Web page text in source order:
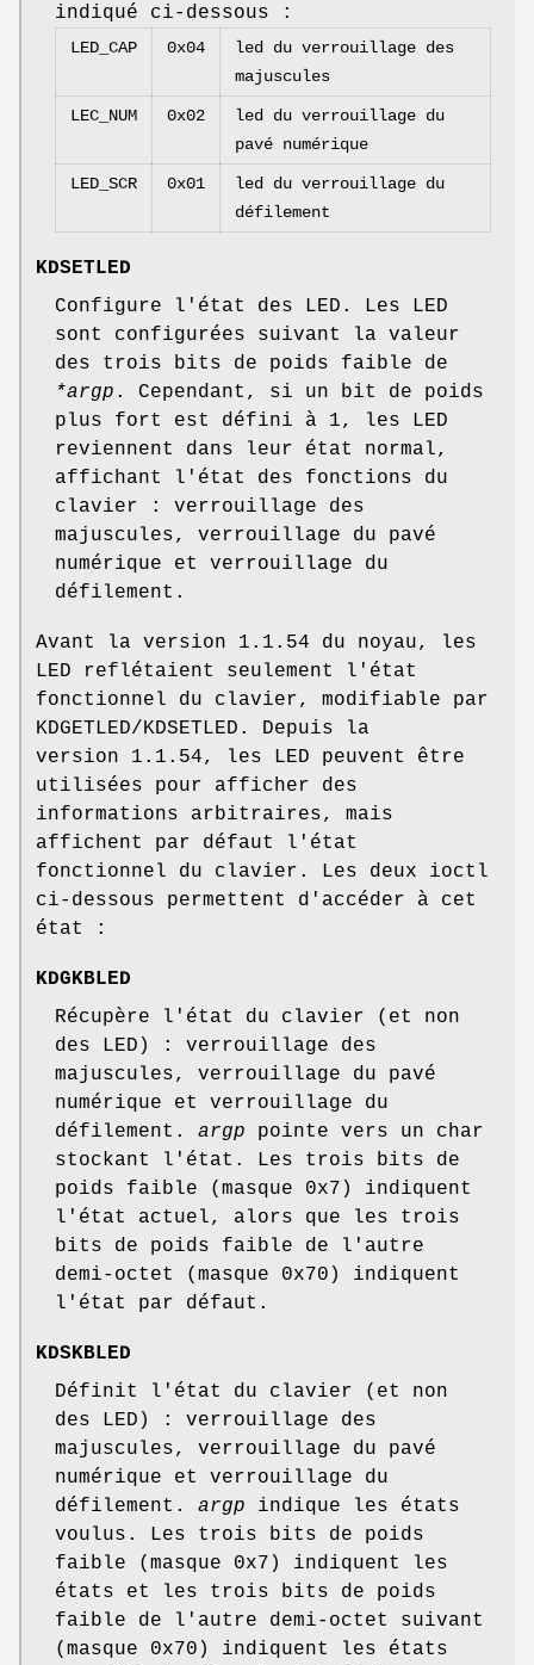
indiqué ci-dessous :
LED_CAP 0x04
led du verrouillage des
majuscules
LEC_NUM 0x02
led du verrouillage du
pavé numérique
LED_SCR 0x01
led du verrouillage du
défilement
KDSETLED
Configure l'état des LED. Les LED
sont configurées suivant la valeur
des trois bits de poids faible de
*argp . Cependant, si un bit de poids
plus fort est défini à 1, les LED
reviennent dans leur état normal,
affichant l'état des fonctions du
clavier : verrouillage des
majuscules, verrouillage du pavé
numérique et verrouillage du
défilement.
Avant la version 1.1.54 du noyau, les
LED reflétaient seulement l'état
fonctionnel du clavier, modifiable par
KDGETLED/KDSETLED. Depuis la
version 1.1.54, les LED peuvent être
utilisées pour afficher des
informations arbitraires, mais
affichent par défaut l'état
fonctionnel du clavier. Les deux ioctl
ci-dessous permettent d'accéder à cet
état :
KDGKBLED
Récupère l'état du clavier (et non
des LED) : verrouillage des
majuscules, verrouillage du pavé
numérique et verrouillage du
défilement. argp pointe vers un char
stockant l'état. Les trois bits de
poids faible (masque 0x7) indiquent
l'état actuel, alors que les trois
bits de poids faible de l'autre
demi-octet (masque 0x70) indiquent
l'état par défaut.
KDSKBLED
Définit l'état du clavier (et non
des LED) : verrouillage des
majuscules, verrouillage du pavé
numérique et verrouillage du
défilement. argp indique les états
voulus. Les trois bits de poids
faible (masque 0x7) indiquent les
états et les trois bits de poids
faible de l'autre demi-octet suivant
(masque 0x70) indiquent les états